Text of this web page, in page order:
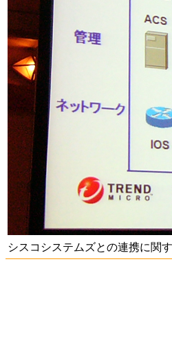
シスコシステムズとの連携に関